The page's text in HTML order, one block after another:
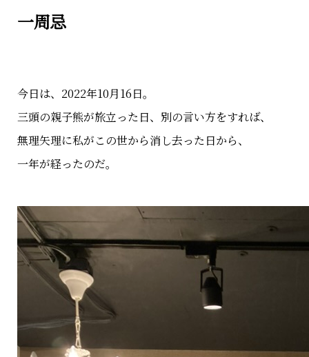
一周忌
今日は、2022年10月16日。
三頭の親子熊が旅立った日、別の言い方をすれば、
無理矢理に私がこの世から消し去った日から、
一年が経ったのだ。